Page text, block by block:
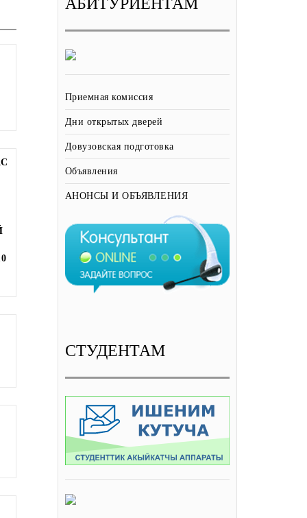
АБИТУРИЕНТАМ
Приемная комиссия
Дни открытых дверей
Довузовская подготовка
Объявления
АНОНСЫ И ОБЪЯВЛЕНИЯ
СТУДЕНТАМ